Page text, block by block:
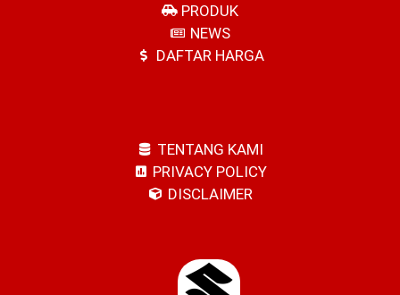
PRODUK
NEWS
DAFTAR HARGA
TENTANG KAMI
PRIVACY POLICY
DISCLAIMER